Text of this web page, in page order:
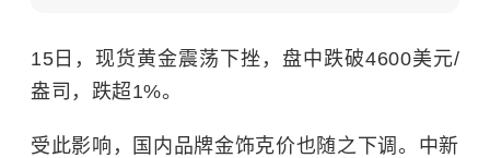
15日，现货黄金震荡下挫，盘中跌破4600美元/
盎司，跌超1%。
受此影响，国内品牌金饰克价也随之下调。中新